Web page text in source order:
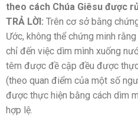
theo cách Chúa Giêsu được
TRẢ LỜI: Trên cơ sở bằng
Ước, không thể chứng minh
chỉ đến việc dìm mình xuống
têm được đề cập đều được
(theo quan điểm của một số
được thực hiện bằng cách dìm
hợp lệ.